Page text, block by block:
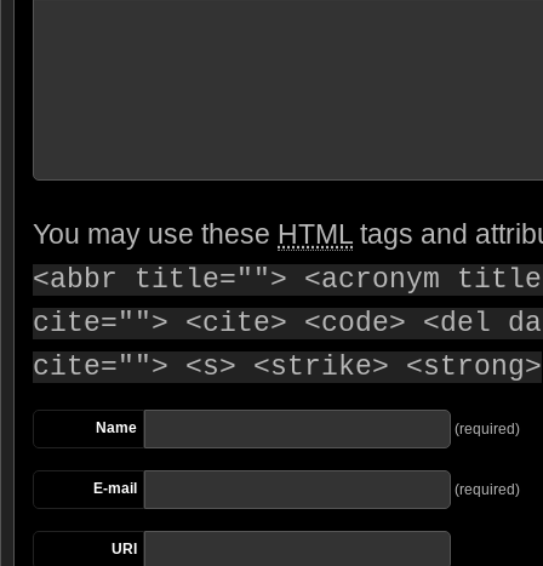
You may use these HTML tags and
<abbr title=""> <acronym
cite=""> <cite> <code> <del
cite=""> <s> <strike> <strong>
Name (required)
E-mail (required)
URI